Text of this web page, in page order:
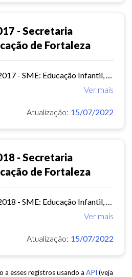
- Secretaria
de Fortaleza
Ver mais
Atualização: 15/07/2022
- Secretaria
de Fortaleza
Ver mais
Atualização: 15/07/2022
a esses registros usando a API (veja